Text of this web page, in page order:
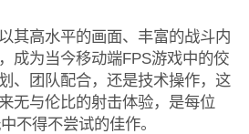
其高水平的画面、丰富的战斗内
成为当今移动端FPS游戏中的佼
、团队配合，还是技术操作，这
无与伦比的射击体验，是每位
不得不尝试的佳作。